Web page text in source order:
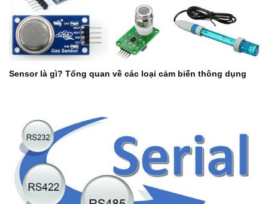
Sensor là gì? Tổng quan về các loại cảm biến thông dụng